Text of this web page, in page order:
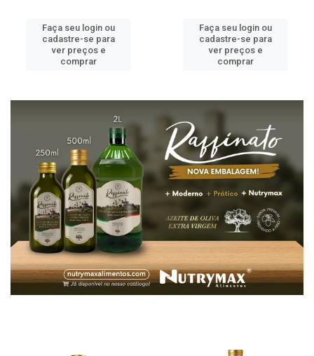
Faça seu login ou
cadastre-se para
ver preços e
comprar
Faça seu login ou
cadastre-se para
ver preços e
comprar